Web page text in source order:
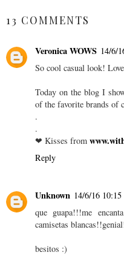
13 COMMENTS
Veronica WOWS 14/6/
So cool casual look!
Today on the blog I
of the favorite brands of
.
.
❤ Kisses from
Reply
Unknown 14/6/16 10:15
que guapa!!!me
camisetas
besitos :)